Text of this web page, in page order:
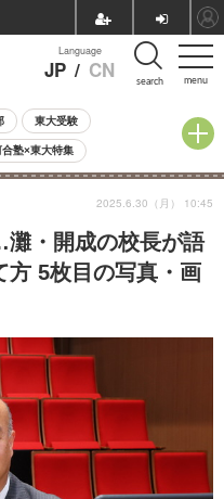
menu
Language
JP / CN search
東大受験
合塾×東大特集
験 小学校受験
人気記事
中学生向け） ランキング
・開成の校長が語
方 5枚目の写真・画
2025.6.30（月） 10:45